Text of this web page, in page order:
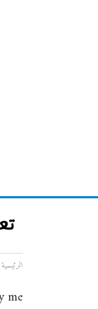
الرئيسية
me